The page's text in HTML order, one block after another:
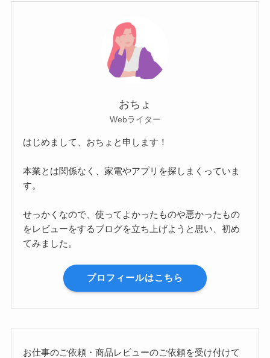
おちょ
Webライター
はじめまして、おちょと申します！
本業とは関係なく、家電やアプリを探しまくっていま
す。
せっかくなので、使ってよかったものや悪かったもの
をレビューをするブログを立ち上げようと思い、初め
てみました。
プロフィールはこちら
お仕事のご依頼・商品レビューのご依頼を受け付けて